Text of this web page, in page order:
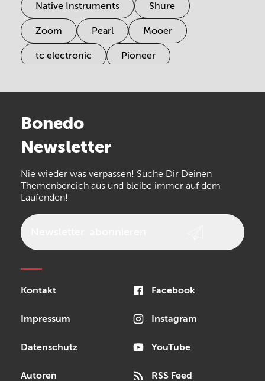
Native Instruments Shure
Zoom Pearl Mooer
tc electronic Pioneer
Arturia
the t.bone
Walrus Audio Epiphone
Bonedo
Newsletter
Nie wieder was verpassen! Suche Dir Deinen
Themenbereich aus und bleibe immer auf dem
Laufenden!
Kontakt
Impressum
Datenschutz
Autoren
Facebook
Instagram
YouTube
RSS Feed